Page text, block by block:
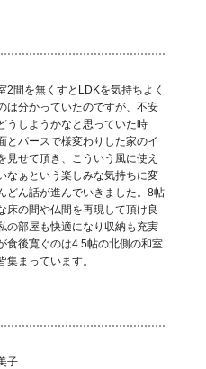
2間を無くすとLDKを気持ちよく
は分かっていたのですが、不安
うしようかなと思っていた時
とパースで様変わりした家のイ
見せて頂き、こういう風に使え
なぁという楽しみな気持ちに変
どん話が進んでいきました。8帖
床の間や仏間を再現して頂け良
の部屋も快適になり収納も充実
食後寛ぐのは4.5帖の北側の和室
まっています。
子